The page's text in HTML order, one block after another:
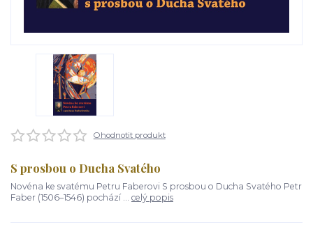
Ohodnotit produkt
S prosbou o Ducha Svatého
Novéna ke svatému Petru Faberovi S prosbou o Ducha Svatého Petr
Faber (1506–1546) pochází ... celý popis